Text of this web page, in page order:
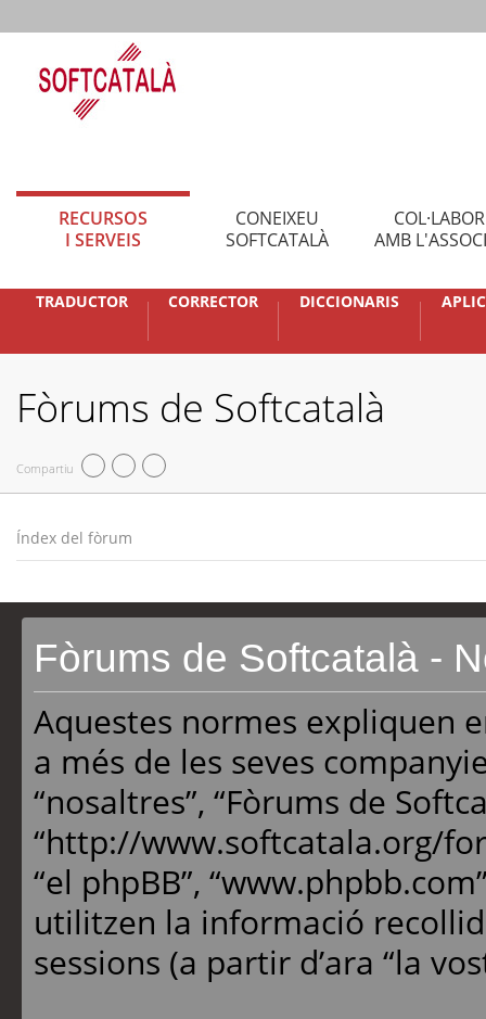
RECURSOS
I SERVEIS
CONEIXEU
SOFTCATALÀ
AMB
TRADUCTOR CORRECTOR DICCIONARIS
Fòrums de Softcatalà
Compartiu
Índex del fòrum
Fòrums de Softcatalà -
Aquestes normes expliquen
a més de les seves
“nosaltres”, “Fòrums de
“http://www.softcatala.org/
“el phpBB”,
utilitzen la informació
sessions (a partir d’ara “la